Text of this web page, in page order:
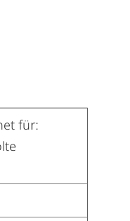
für: